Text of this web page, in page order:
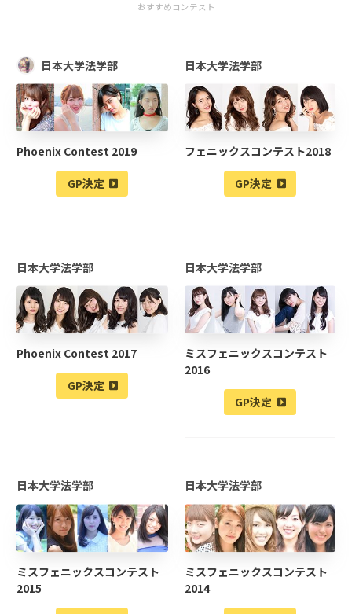
おすすめコンテスト
日本大学法学部
Phoenix Contest 2019
GP決定
日本大学法学部
フェニックスコンテスト2018
GP決定
日本大学法学部
Phoenix Contest 2017
GP決定
日本大学法学部
ミスフェニックスコンテスト
2016
GP決定
日本大学法学部
ミスフェニックスコンテスト
2015
日本大学法学部
ミスフェニックスコンテスト
2014